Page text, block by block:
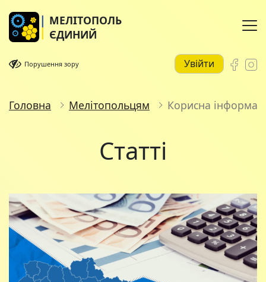
МЕЛІТОПОЛЬ
ЄДИНИЙ
Порушення зору Увійти
Головна Мелітопольцям Корисна
Статті